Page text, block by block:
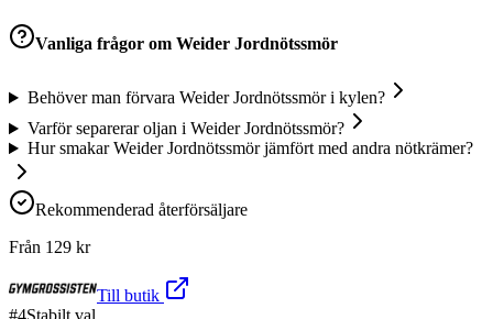
Vanliga frågor om Weider Jordnötssmör
Behöver man förvara Weider Jordnötssmör i kylen?
Varför separerar oljan i Weider Jordnötssmör?
Hur smakar Weider Jordnötssmör jämfört med andra nötkrämer?
Rekommenderad återförsäljare
Från 129 kr
Till butik